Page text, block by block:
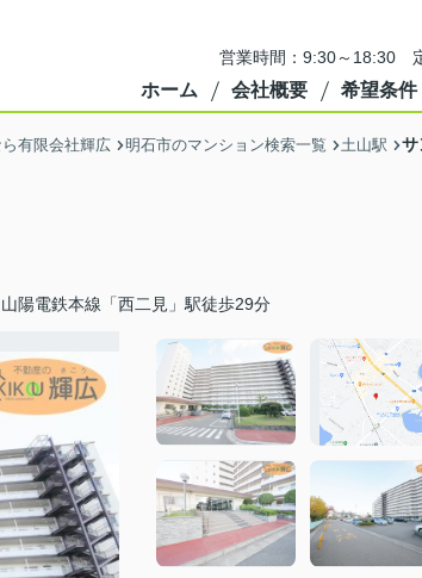
営業時間：9:30～18:30
ホーム 会社概要 希望条件
有限会社輝広 明石市のマンション検索一覧 土山駅
山陽電鉄本線「西二見」駅徒歩29分